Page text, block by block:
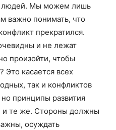
людей. Мы можем лишь
важно понимать, что
прекратился.
и не лежат
произойти, чтобы
касается всех
так и конфликтов
принципы развития
и те же. Стороны должны
осуждать